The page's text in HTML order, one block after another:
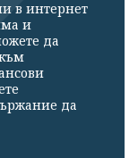
в интернет
и
да
да